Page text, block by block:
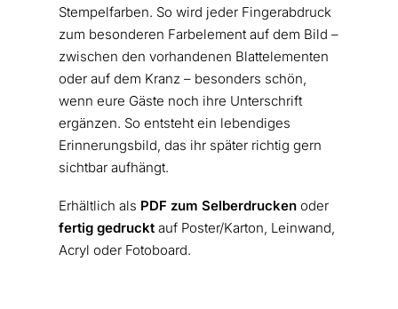
Stempelfarben. So wird jeder Fingerabdruck
zum besonderen Farbelement auf dem Bild –
zwischen den vorhandenen Blattelementen
oder auf dem Kranz – besonders schön,
wenn eure Gäste noch ihre Unterschrift
ergänzen. So entsteht ein lebendiges
Erinnerungsbild, das ihr später richtig gern
sichtbar aufhängt.
Erhältlich als PDF zum Selberdrucken oder
fertig gedrucktauf Poster/Karton, Leinwand,
Acryl oder Fotoboard.